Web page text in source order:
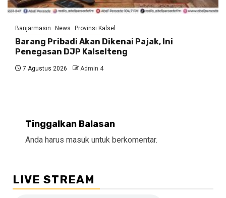
Banjarmasin News Provinsi Kalsel
Barang Pribadi Akan Dikenai Pajak, Ini
Penegasan DJP Kalselteng
7 Agustus 2026 Admin 4
Tinggalkan Balasan
Anda harus masuk untuk berkomentar.
LIVE STREAM